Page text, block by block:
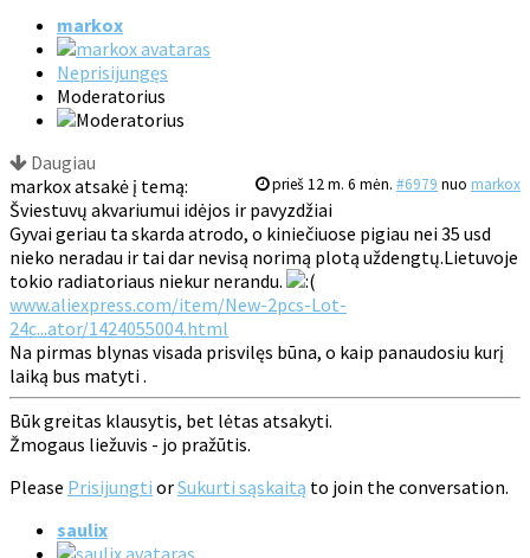
markox
Neprisijungęs
Moderatorius
Daugiau
prieš 12 m. 6 mėn. #6979 nuo markox
markox atsakė į temą:
Šviestuvų akvariumui idėjos ir pavyzdžiai
Gyvai geriau ta skarda atrodo, o kiniečiuose pigiau nei 35 usd
nieko neradau ir tai dar nevisą norimą plotą uždengtų.Lietuvoje
tokio radiatoriaus niekur nerandu.
www.aliexpress.com/item/New-2pcs-Lot-
24c...ator/1424055004.html
Na pirmas blynas visada prisvilęs būna, o kaip panaudosiu kurį
laiką bus matyti .
Būk greitas klausytis, bet lėtas atsakyti.
Žmogaus liežuvis - jo pražūtis.
Please Prisijungti orSukurti sąskaitą to join the conversation.
saulix